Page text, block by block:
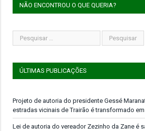
NÃO ENCONTROU O QUE QUERIA?
ÚLTIMAS PUBLICAÇÕES
Projeto de autoria do presidente Gessé
estradas vicinais de Trairão é transformado
Lei de autoria do vereador Zezinho da Zane é